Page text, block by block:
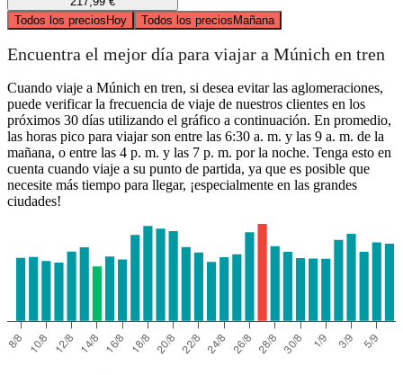
Todos los preciosHoy Todos los preciosMañana
Encuentra el mejor día para viajar a Múnich en tren
Cuando viaje a Múnich en tren, si desea evitar las aglomeraciones,
puede verificar la frecuencia de viaje de nuestros clientes en los
próximos 30 días utilizando el gráfico a continuación. En promedio,
las horas pico para viajar son entre las 6:30 a. m. y las 9 a. m. de la
mañana, o entre las 4 p. m. y las 7 p. m. por la noche. Tenga esto en
cuenta cuando viaje a su punto de partida, ya que es posible que
necesite más tiempo para llegar, ¡especialmente en las grandes
ciudades!